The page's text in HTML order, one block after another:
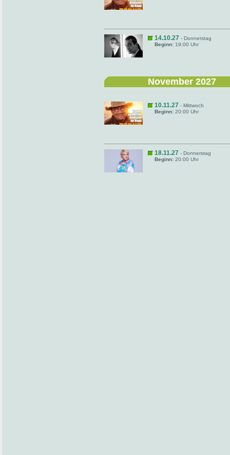
14.10.27 - Donnerstag
Beginn: 19:00 Uhr
November 2027
10.11.27 - Mittwoch
Beginn: 20:00 Uhr
18.11.27 - Donnerstag
Beginn: 20:00 Uhr